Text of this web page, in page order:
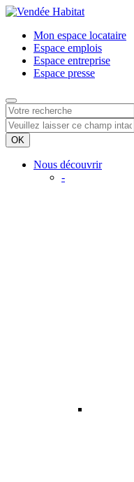
Mon espace locataire
Espace emplois
Espace entreprise
Espace presse
Nous découvrir
-